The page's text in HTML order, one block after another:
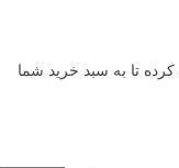
کرده تا به سبد خرید شما